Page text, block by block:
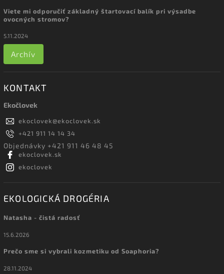
Viete mi odporučiť základný štartovací balík pri výsadbe
ovocných stromov?
5.11.2024
Archív
KONTAKT
Ekočlovek
ekoclovek@ekoclovek.sk
+421 911 14 14 34
Objednávky +421 911 46 48 45
ekoclovek.sk
ekoclovek
EKOLOGICKÁ DROGÉRIA
Natasha - čistá radosť
15.6.2026
Prečo sme si vybrali kozmetiku od Soaphoria?
28.11.2024